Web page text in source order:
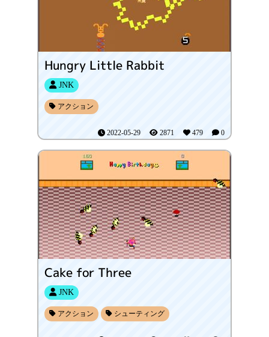
Hungry Little Rabbit
JNK
アクション
2022-05-29 2871 479 0
Cake for Three
JNK
アクション シューティング